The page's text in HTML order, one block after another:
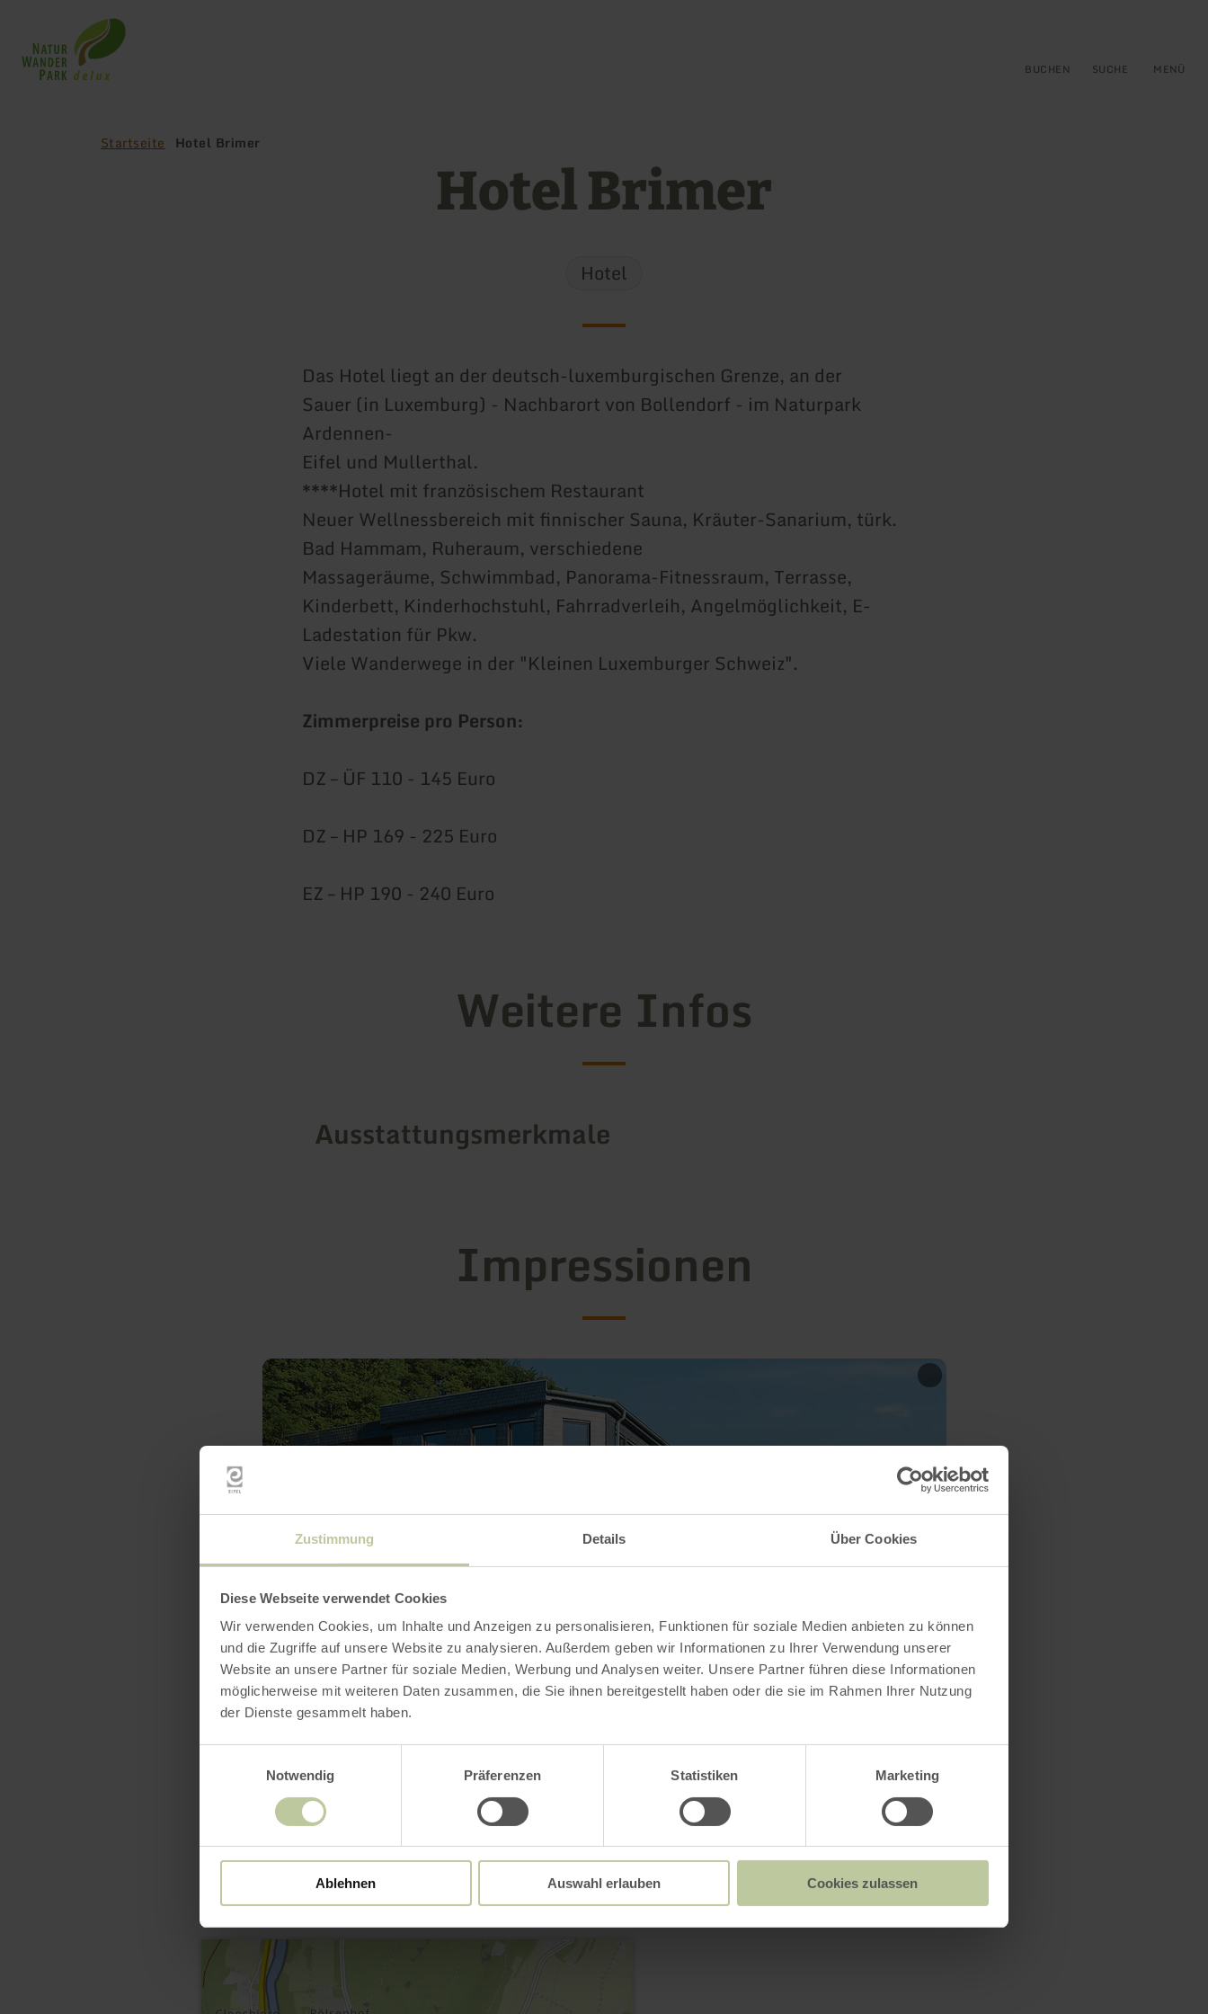
Zustimmung Details Über Cookies
Diese Webseite verwendet Cookies
Wir verwenden Cookies, um Inhalte und Anzeigen zu personalisieren, Funktionen für soziale Medien anbieten zu können
und die Zugriffe auf unsere Website zu analysieren. Außerdem geben wir Informationen zu Ihrer Verwendung unserer
Website an unsere Partner für soziale Medien, Werbung und Analysen weiter. Unsere Partner führen diese Informationen
möglicherweise mit weiteren Daten zusammen, die Sie ihnen bereitgestellt haben oder die sie im Rahmen Ihrer Nutzung
der Dienste gesammelt haben.
Notwendig
Präferenzen Statistiken Marketing
Ablehnen Auswahl erlauben Cookies zulassen
Startseite
BUCHEN SUCHE MENÜ
Startseite Hotel Brimer
Hotel Brimer
Hotel
Das Hotel liegt an der deutsch-luxemburgischen Grenze, an der
Sauer (in Luxemburg) - Nachbarort von Bollendorf - im Naturpark
Ardennen-
Eifel und Mullerthal.
****Hotel mit französischem Restaurant
Neuer Wellnessbereich mit finnischer Sauna, Kräuter-Sanarium, türk.
Bad Hammam, Ruheraum, verschiedene
Massageräume, Schwimmbad, Panorama-Fitnessraum, Terrasse,
Kinderbett, Kinderhochstuhl, Fahrradverleih, Angelmöglichkeit, E-
Ladestation für Pkw.
Viele Wanderwege in der "Kleinen Luxemburger Schweiz".
Zimmerpreise pro Person:
DZ – ÜF 110 - 145 Euro
DZ – HP 169 - 225 Euro
EZ – HP 190 - 240 Euro
Weitere Infos
Ausstattungsmerkmale
Impressionen
Kontakt